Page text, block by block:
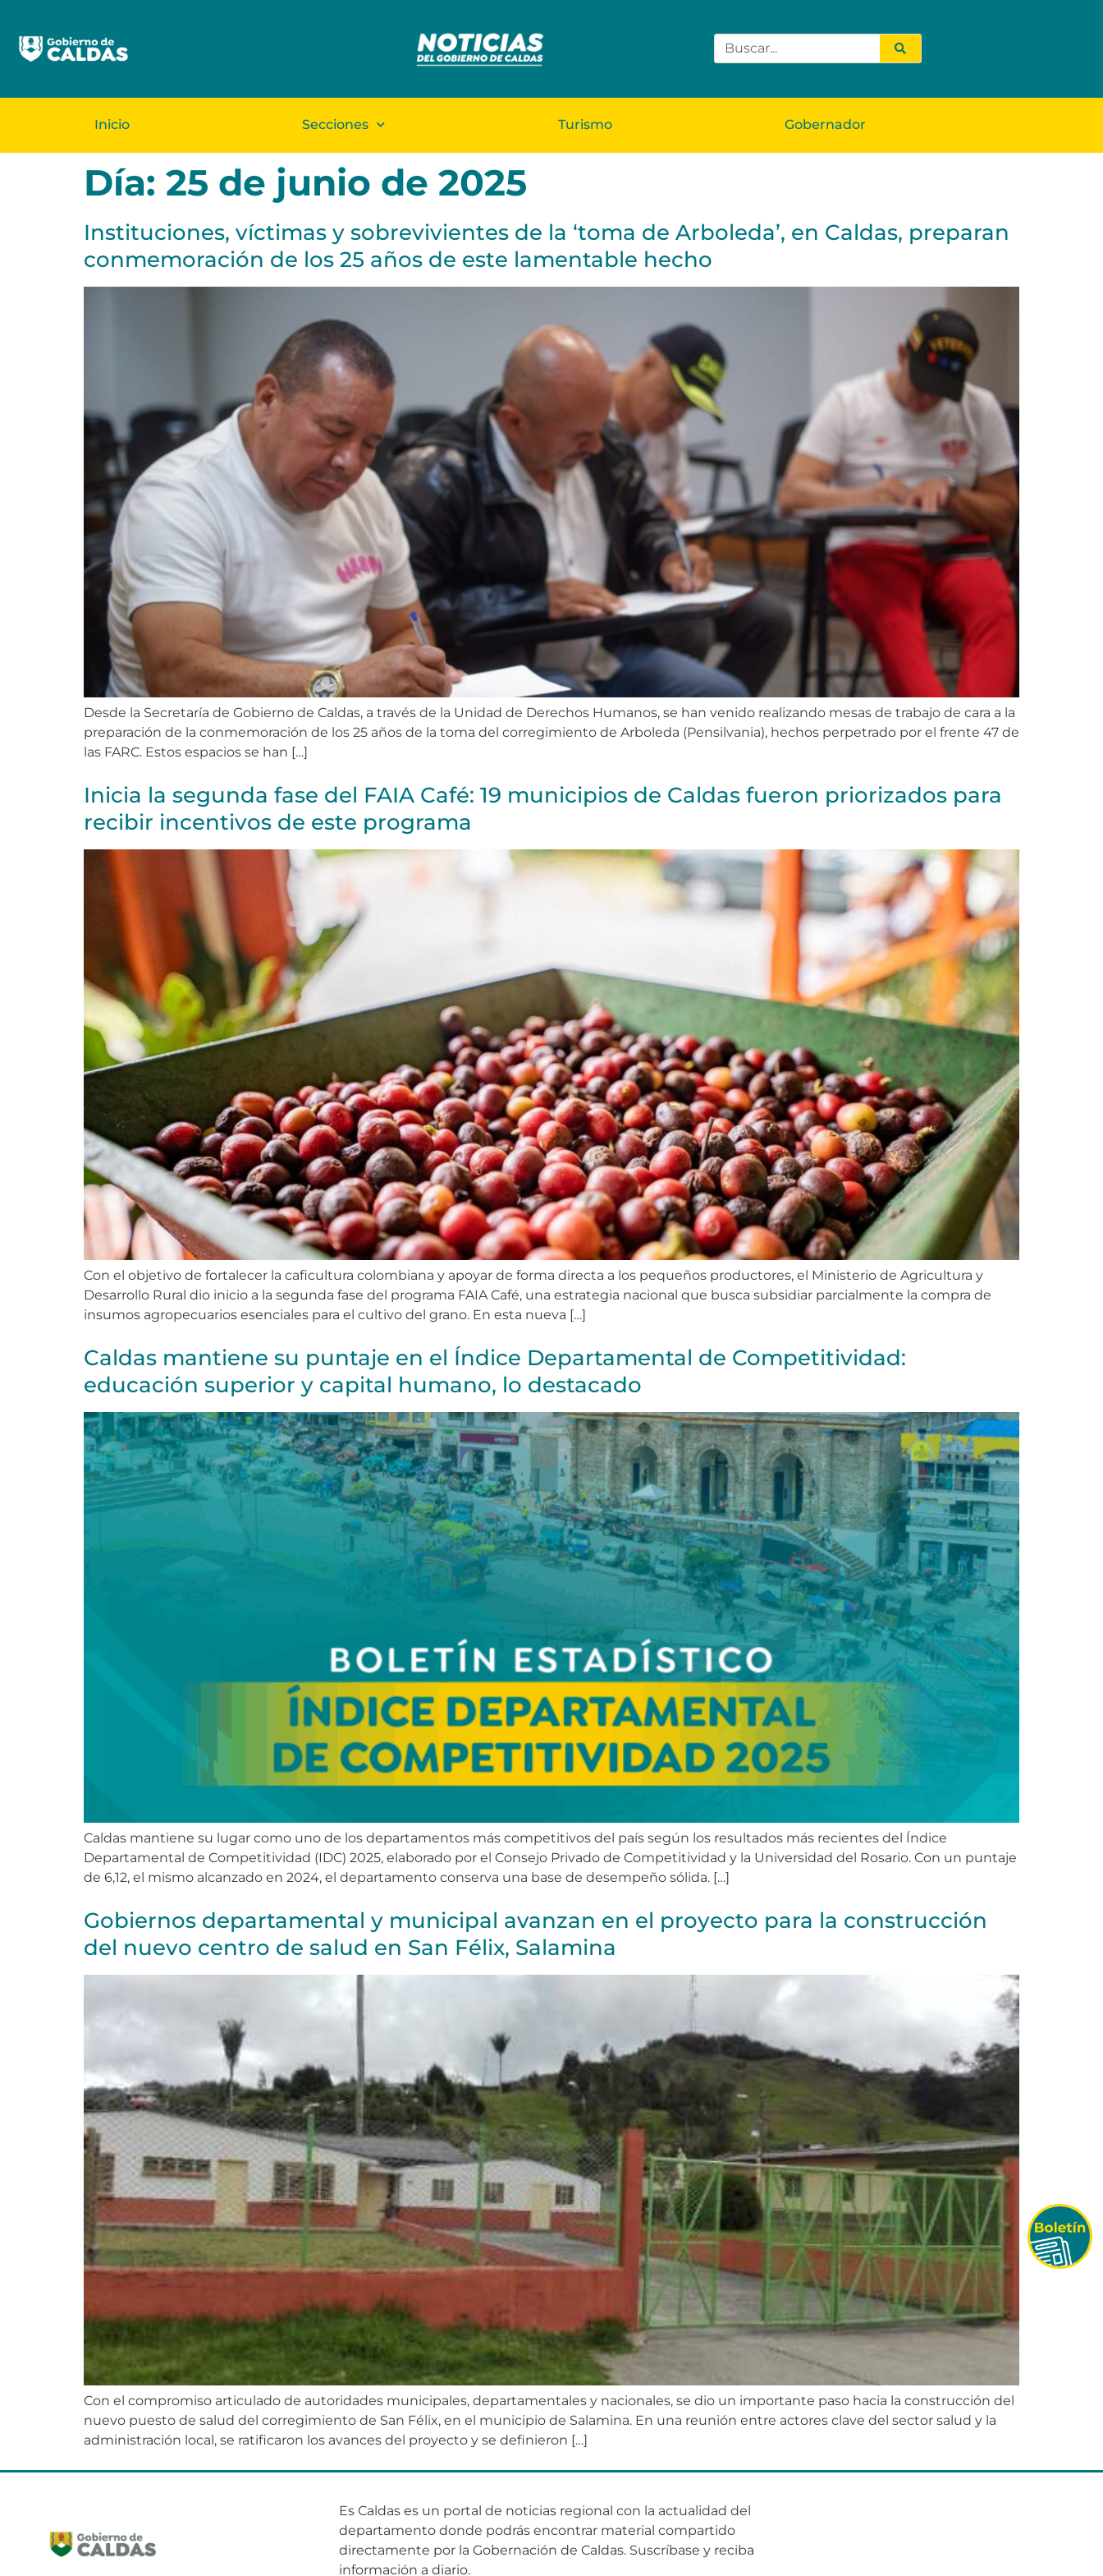
Inicio Secciones Turismo Gobernador
Día: 25 de junio de 2025
Instituciones, víctimas y sobrevivientes de la ‘toma de Arboleda’, en Caldas, preparan
conmemoración de los 25 años de este lamentable hecho
Desde la Secretaría de Gobierno de Caldas, a través de la Unidad de Derechos Humanos, se han venido realizando mesas de trabajo de cara a la
preparación de la conmemoración de los 25 años de la toma del corregimiento de Arboleda (Pensilvania), hechos perpetrado por el frente 47 de
las FARC. Estos espacios se han […]
Inicia la segunda fase del FAIA Café: 19 municipios de Caldas fueron priorizados para
recibir incentivos de este programa
Con el objetivo de fortalecer la caficultura colombiana y apoyar de forma directa a los pequeños productores, el Ministerio de Agricultura y
Desarrollo Rural dio inicio a la segunda fase del programa FAIA Café, una estrategia nacional que busca subsidiar parcialmente la compra de
insumos agropecuarios esenciales para el cultivo del grano. En esta nueva […]
Caldas mantiene su puntaje en el Índice Departamental de Competitividad:
educación superior y capital humano, lo destacado
Caldas mantiene su lugar como uno de los departamentos más competitivos del país según los resultados más recientes del Índice
Departamental de Competitividad (IDC) 2025, elaborado por el Consejo Privado de Competitividad y la Universidad del Rosario. Con un puntaje
de 6,12, el mismo alcanzado en 2024, el departamento conserva una base de desempeño sólida. […]
Gobiernos departamental y municipal avanzan en el proyecto para la construcción
del nuevo centro de salud en San Félix, Salamina
Con el compromiso articulado de autoridades municipales, departamentales y nacionales, se dio un importante paso hacia la construcción del
nuevo puesto de salud del corregimiento de San Félix, en el municipio de Salamina. En una reunión entre actores clave del sector salud y la
administración local, se ratificaron los avances del proyecto y se definieron […]
Es Caldas es un portal de noticias regional con la actualidad del
departamento donde podrás encontrar material compartido
directamente por la Gobernación de Caldas. Suscríbase y reciba
información a diario.